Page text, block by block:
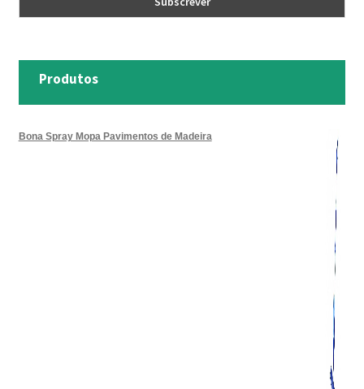
Produtos
Bona Spray Mopa Pavimentos de Madeira